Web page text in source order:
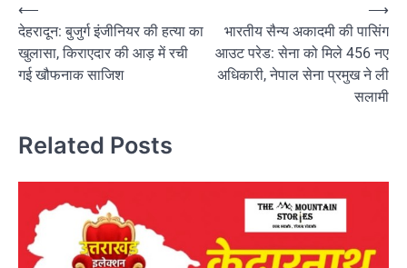
Post
navigation
⟵
देहरादून: बुजुर्ग इंजीनियर की हत्या का
खुलासा, किराएदार की आड़ में रची
गई खौफनाक साजिश
भारतीय सैन्य अकादमी की पासिंग
आउट परेड: सेना को मिले 456 नए
अधिकारी, नेपाल सेना प्रमुख ने ली
सलामी
⟶
Related Posts